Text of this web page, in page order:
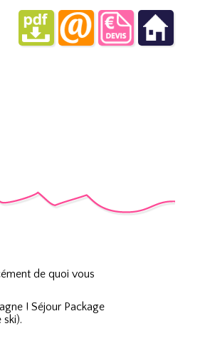
de quoi vous
! Séjour Package